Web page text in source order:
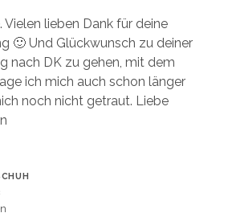
Vielen lieben Dank für deine
🙂 Und Glückwunsch zu deiner
nach DK zu gehen, mit dem
ich mich auch schon länger
noch nicht getraut. Liebe